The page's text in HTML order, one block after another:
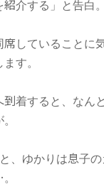
介する」と告白。
していることに
す。
着すると、なん
、ゆかりは息子